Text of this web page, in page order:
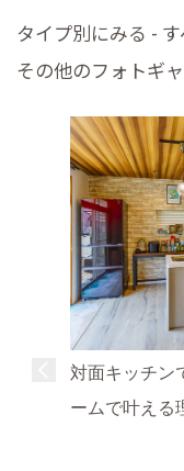
タイプ別にみる -
その他のフォトギ
対面キッチン
ームで叶える